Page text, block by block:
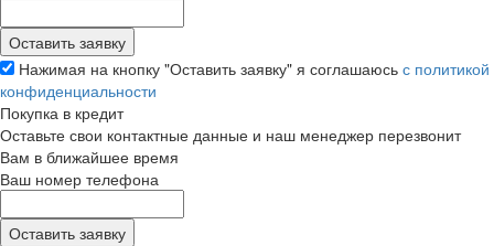
Нажимая на кнопку "Оставить заявку" я соглашаюсь с политикой
конфиденциальности
Покупка в кредит
Оставьте свои контактные данные и наш менеджер перезвонит
Вам в ближайшее время
Ваш номер телефона